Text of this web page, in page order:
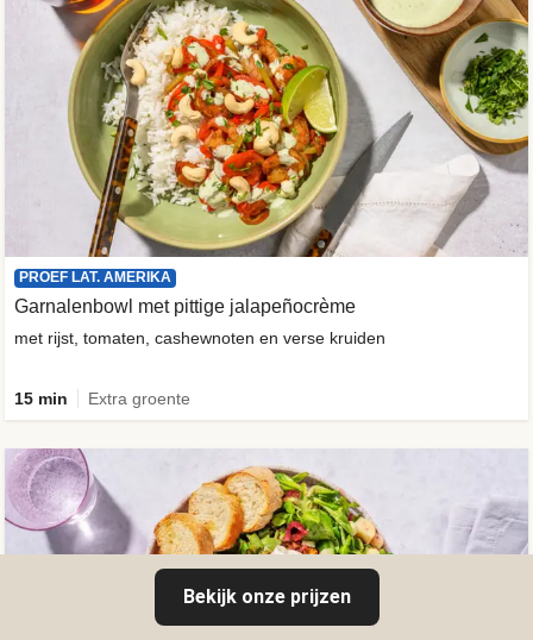
PROEF LAT. AMERIKA
Garnalenbowl met pittige jalapeñocrème
met rijst, tomaten, cashewnoten en verse kruiden
15 min Extra groente
Bekijk onze prijzen